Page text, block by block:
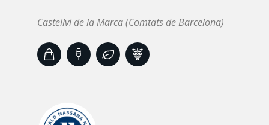
Castellvi de la Marca (Comtats de Barcelona)